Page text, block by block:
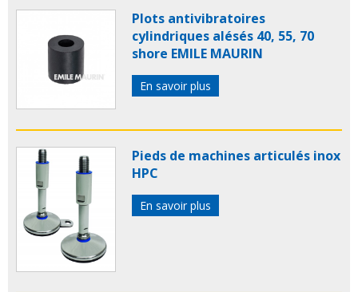
Plots antivibratoires
cylindriques alésés 40, 55, 70
shore EMILE MAURIN
En savoir plus
Pieds de machines articulés inox
HPC
En savoir plus